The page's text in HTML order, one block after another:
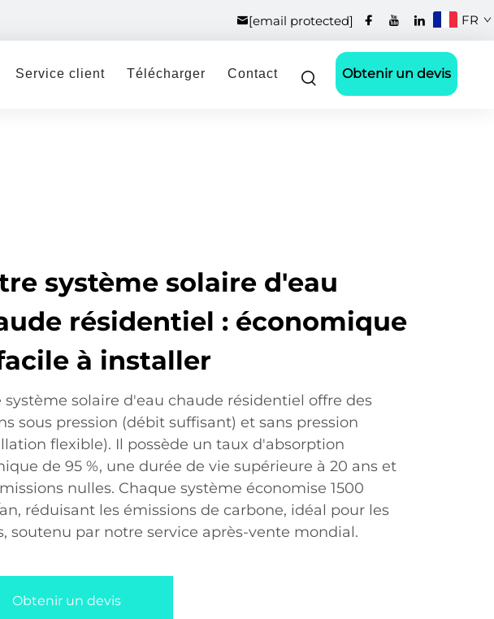
[email protected] FR
Service client Télécharger Contact Obtenir un devis
système solaire d'eau
résidentiel : économique
à installer
système solaire d'eau chaude résidentiel offre des
sous pression (débit suffisant) et sans pression
flexible). Il possède un taux d'absorption
de 95 %, une durée de vie supérieure à 20 ans et
nulles. Chaque système économise 1500
réduisant les émissions de carbone, idéal pour les
soutenu par notre service après-vente mondial.
Obtenir un devis